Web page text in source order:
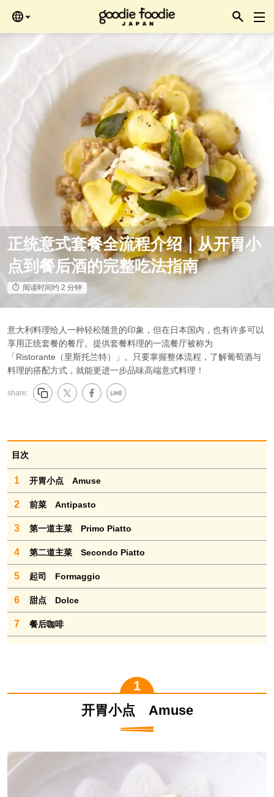
正统意式套餐全流程介绍｜从开胃小
点到餐后酒的完整吃法指南
阅读时间约 2 分钟
意大利料理给人一种轻松随意的印象，但在日本国内，也有许多可以
享用正统套餐的餐厅。提供套餐料理的一流餐厅被称为
「Ristorante（里斯托兰特）」。只要掌握整体流程，了解葡萄酒与
料理的搭配方式，就能更进一步品味高端意式料理！
share:
目次
1 开胃小点 Amuse
2 前菜 Antipasto
3 第一道主菜 Primo Piatto
4 第二道主菜 Secondo Piatto
5 起司 Formaggio
6 甜点 Dolce
7 餐后咖啡
开胃小点 Amuse